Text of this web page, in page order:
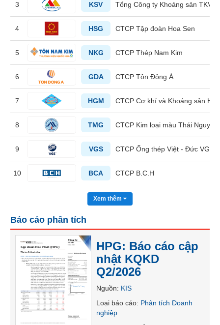
liệu
Tâm
3 KSV Tổng Công ty Khoáng sản TKV -
4 HSG CTCP Tập đoàn Hoa Sen
5 NKG CTCP Thép Nam Kim
6 GDA CTCP Tôn Đông Á
7 HGM CTCP Cơ khí và Khoáng sản Hà
8 TMG CTCP Kim loại màu Thái Nguyên
9 VGS CTCP Ống thép Việt - Đức VG
10 BCA CTCP B.C.H
Xem thêm
Báo cáo phân tích
HPG: Báo cáo cập
nhật KQKD
Q2/2026
Nguồn: KIS
Loại báo cáo: Phân tích Doanh
nghiệp
DÙNG
KHÔNG
THIẾT
YẾU
TIÊU
DÙNG
CHĂM
SÓC
SỨC
KHỎE
TÀI
CHÍNH